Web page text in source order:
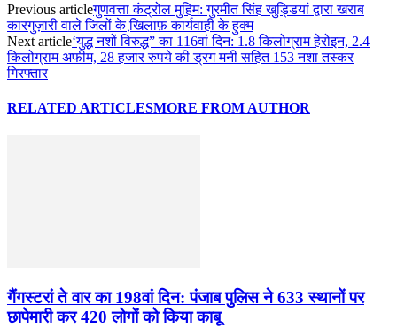
Previous articleगुणवत्ता कंट्रोल मुहिम: गुरमीत सिंह खुड्डियां द्वारा खराब
कारगुज़ारी वाले जिलों के खि़लाफ़ कार्यवाही के हुक्म
Next article‘युद्ध नशों विरुद्ध” का 116वां दिन: 1.8 किलोग्राम हेरोइन, 2.4
किलोग्राम अफीम, 28 हजार रुपये की ड्रग मनी सहित 153 नशा तस्कर
गिरफ्तार
RELATED ARTICLESMORE FROM AUTHOR
गैंगस्टरां ते वार का 198वां दिन: पंजाब पुलिस ने 633 स्थानों पर
छापेमारी कर 420 लोगों को किया काबू